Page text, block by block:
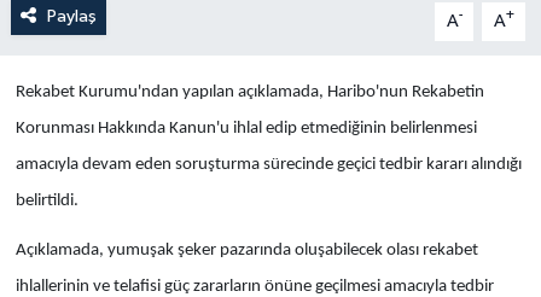
Paylaş A- A+
Rekabet Kurumu'ndan yapılan açıklamada, Haribo'nun Rekabetin
Korunması Hakkında Kanun'u ihlal edip etmediğinin belirlenmesi
amacıyla devam eden soruşturma sürecinde geçici tedbir kararı alındığı
belirtildi.
Açıklamada, yumuşak şeker pazarında oluşabilecek olası rekabet
ihlallerinin ve telafisi güç zararların önüne geçilmesi amacıyla tedbir